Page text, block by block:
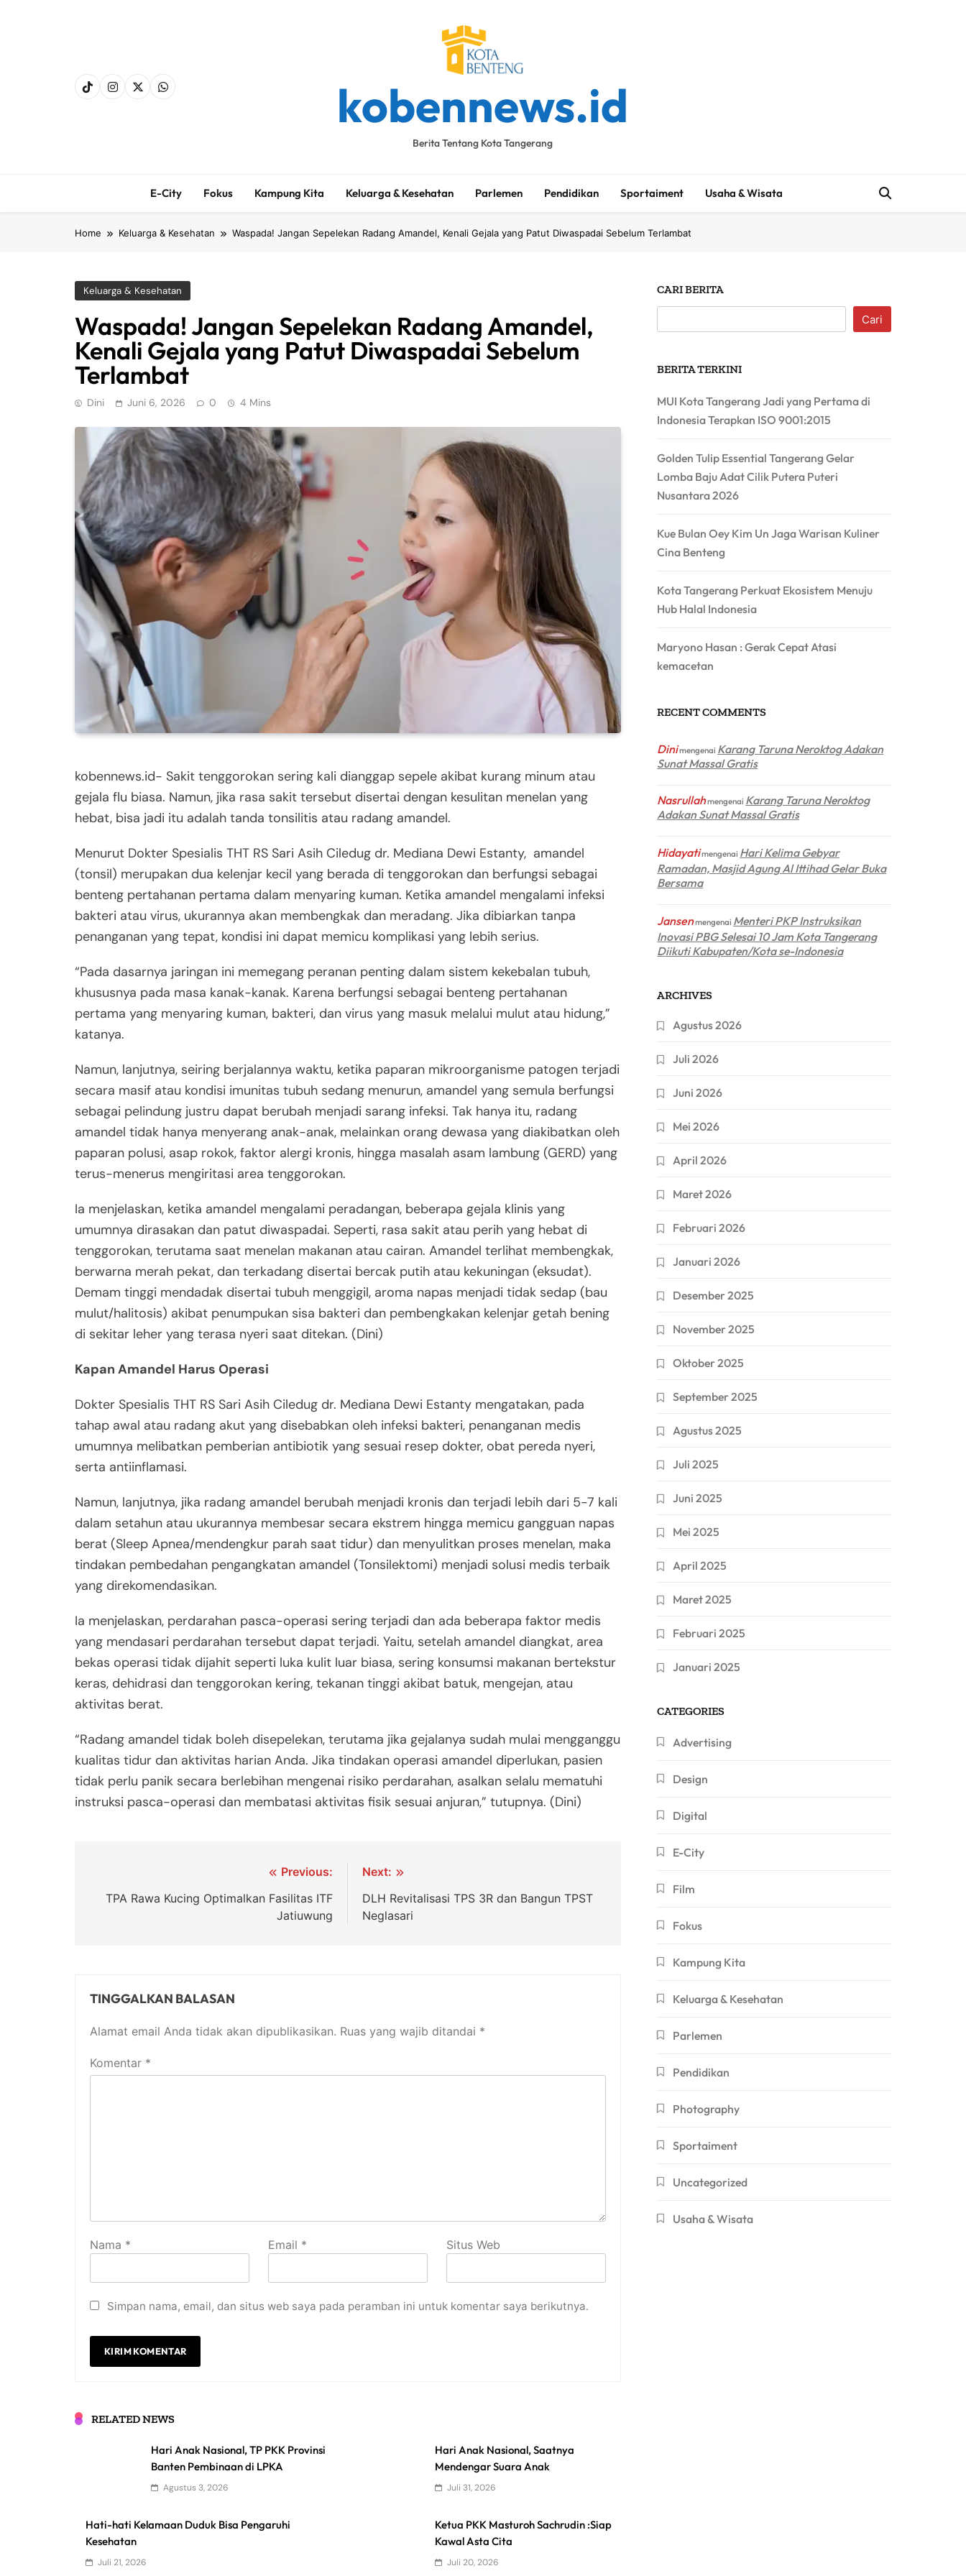
kobennews.id
Berita Tentang Kota Tangerang
E-City Fokus Kampung Kita Keluarga & Kesehatan Parlemen Pendidikan Sportaiment Usaha & Wisata
Home Keluarga & Kesehatan Waspada! Jangan Sepelekan Radang Amandel, Kenali Gejala yang Patut Diwaspadai Sebelum Terlambat
Keluarga & Kesehatan
Waspada! Jangan Sepelekan Radang Amandel,
Kenali Gejala yang Patut Diwaspadai Sebelum
Terlambat
Dini Juni 6, 2026 0 4 Mins
kobennews.id- Sakit tenggorokan sering kali dianggap sepele akibat kurang minum atau
gejala flu biasa. Namun, jika rasa sakit tersebut disertai dengan kesulitan menelan yang
hebat, bisa jadi itu adalah tanda tonsilitis atau radang amandel.
Menurut Dokter Spesialis THT RS Sari Asih Ciledug dr. Mediana Dewi Estanty, amandel
(tonsil) merupakan dua kelenjar kecil yang berada di tenggorokan dan berfungsi sebagai
benteng pertahanan pertama dalam menyaring kuman. Ketika amandel mengalami infeksi
bakteri atau virus, ukurannya akan membengkak dan meradang. Jika dibiarkan tanpa
penanganan yang tepat, kondisi ini dapat memicu komplikasi yang lebih serius.
“Pada dasarnya jaringan ini memegang peranan penting dalam sistem kekebalan tubuh,
khususnya pada masa kanak-kanak. Karena berfungsi sebagai benteng pertahanan
pertama yang menyaring kuman, bakteri, dan virus yang masuk melalui mulut atau hidung,”
katanya.
Namun, lanjutnya, seiring berjalannya waktu, ketika paparan mikroorganisme patogen terjadi
secara masif atau kondisi imunitas tubuh sedang menurun, amandel yang semula berfungsi
sebagai pelindung justru dapat berubah menjadi sarang infeksi. Tak hanya itu, radang
amandel tidak hanya menyerang anak-anak, melainkan orang dewasa yang diakibatkan oleh
paparan polusi, asap rokok, faktor alergi kronis, hingga masalah asam lambung (GERD) yang
terus-menerus mengiritasi area tenggorokan.
Ia menjelaskan, ketika amandel mengalami peradangan, beberapa gejala klinis yang
umumnya dirasakan dan patut diwaspadai. Seperti, rasa sakit atau perih yang hebat di
tenggorokan, terutama saat menelan makanan atau cairan. Amandel terlihat membengkak,
berwarna merah pekat, dan terkadang disertai bercak putih atau kekuningan (eksudat).
Demam tinggi mendadak disertai tubuh menggigil, aroma napas menjadi tidak sedap (bau
mulut/halitosis) akibat penumpukan sisa bakteri dan pembengkakan kelenjar getah bening
di sekitar leher yang terasa nyeri saat ditekan. (Dini)
Kapan Amandel Harus Operasi
Dokter Spesialis THT RS Sari Asih Ciledug dr. Mediana Dewi Estanty mengatakan, pada
tahap awal atau radang akut yang disebabkan oleh infeksi bakteri, penanganan medis
umumnya melibatkan pemberian antibiotik yang sesuai resep dokter, obat pereda nyeri,
serta antiinflamasi.
Namun, lanjutnya, jika radang amandel berubah menjadi kronis dan terjadi lebih dari 5-7 kali
dalam setahun atau ukurannya membesar secara ekstrem hingga memicu gangguan napas
berat (Sleep Apnea/mendengkur parah saat tidur) dan menyulitkan proses menelan, maka
tindakan pembedahan pengangkatan amandel (Tonsilektomi) menjadi solusi medis terbaik
yang direkomendasikan.
Ia menjelaskan, perdarahan pasca-operasi sering terjadi dan ada beberapa faktor medis
yang mendasari perdarahan tersebut dapat terjadi. Yaitu, setelah amandel diangkat, area
bekas operasi tidak dijahit seperti luka kulit luar biasa, sering konsumsi makanan bertekstur
keras, dehidrasi dan tenggorokan kering, tekanan tinggi akibat batuk, mengejan, atau
aktivitas berat.
“Radang amandel tidak boleh disepelekan, terutama jika gejalanya sudah mulai mengganggu
kualitas tidur dan aktivitas harian Anda. Jika tindakan operasi amandel diperlukan, pasien
tidak perlu panik secara berlebihan mengenai risiko perdarahan, asalkan selalu mematuhi
instruksi pasca-operasi dan membatasi aktivitas fisik sesuai anjuran,” tutupnya. (Dini)
pos
Previous:
TPA Rawa Kucing Optimalkan Fasilitas ITF
Jatiuwung
Next:
DLH Revitalisasi TPS 3R dan Bangun TPST
Neglasari
TINGGALKAN BALASAN
Alamat email Anda tidak akan dipublikasikan. Ruas yang wajib ditandai *
Komentar *
Nama * Email * Situs Web
Simpan nama, email, dan situs web saya pada peramban ini untuk komentar saya berikutnya.
RELATED NEWS
Hari Anak Nasional, TP PKK Provinsi
Banten Pembinaan di LPKA
Agustus 3, 2026
Hari Anak Nasional, Saatnya
Mendengar Suara Anak
Juli 31, 2026
Hati-hati Kelamaan Duduk Bisa Pengaruhi
Kesehatan
Juli 21, 2026
Ketua PKK Masturoh Sachrudin :Siap
Kawal Asta Cita
Juli 20, 2026
CARI BERITA
Cari
BERITA TERKINI
MUI Kota Tangerang Jadi yang Pertama di
Indonesia Terapkan ISO 9001:2015
Golden Tulip Essential Tangerang Gelar
Lomba Baju Adat Cilik Putera Puteri
Nusantara 2026
Kue Bulan Oey Kim Un Jaga Warisan Kuliner
Cina Benteng
Kota Tangerang Perkuat Ekosistem Menuju
Hub Halal Indonesia
Maryono Hasan : Gerak Cepat Atasi
kemacetan
RECENT COMMENTS
Dinimengenai Karang Taruna Neroktog Adakan
Sunat Massal Gratis
Nasrullahmengenai Karang Taruna Neroktog
Adakan Sunat Massal Gratis
Hidayatimengenai Hari Kelima Gebyar
Ramadan, Masjid Agung Al Ittihad Gelar Buka
Bersama
Jansenmengenai Menteri PKP Instruksikan
Inovasi PBG Selesai 10 Jam Kota Tangerang
Diikuti Kabupaten/Kota se-Indonesia
ARCHIVES
Agustus 2026
Juli 2026
Juni 2026
Mei 2026
April 2026
Maret 2026
Februari 2026
Januari 2026
Desember 2025
November 2025
Oktober 2025
September 2025
Agustus 2025
Juli 2025
Juni 2025
Mei 2025
April 2025
Maret 2025
Februari 2025
Januari 2025
CATEGORIES
Advertising
Design
Digital
E-City
Film
Fokus
Kampung Kita
Keluarga & Kesehatan
Parlemen
Pendidikan
Photography
Sportaiment
Uncategorized
Usaha & Wisata